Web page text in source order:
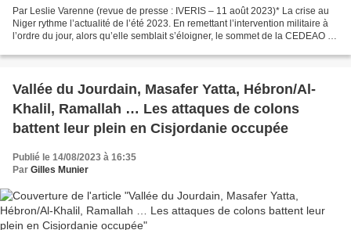
Par Leslie Varenne (revue de presse : IVERIS – 11 août 2023)* La crise au
Niger rythme l’actualité de l’été 2023. En remettant l’intervention militaire à
l’ordre du jour, alors qu’elle semblait s’éloigner, le sommet de la CEDEAO du
Vallée du Jourdain, Masafer Yatta, Hébron/Al-
Khalil, Ramallah … Les attaques de colons
battent leur plein en Cisjordanie occupée
Publié le 14/08/2023 à 16:35
Par Gilles Munier